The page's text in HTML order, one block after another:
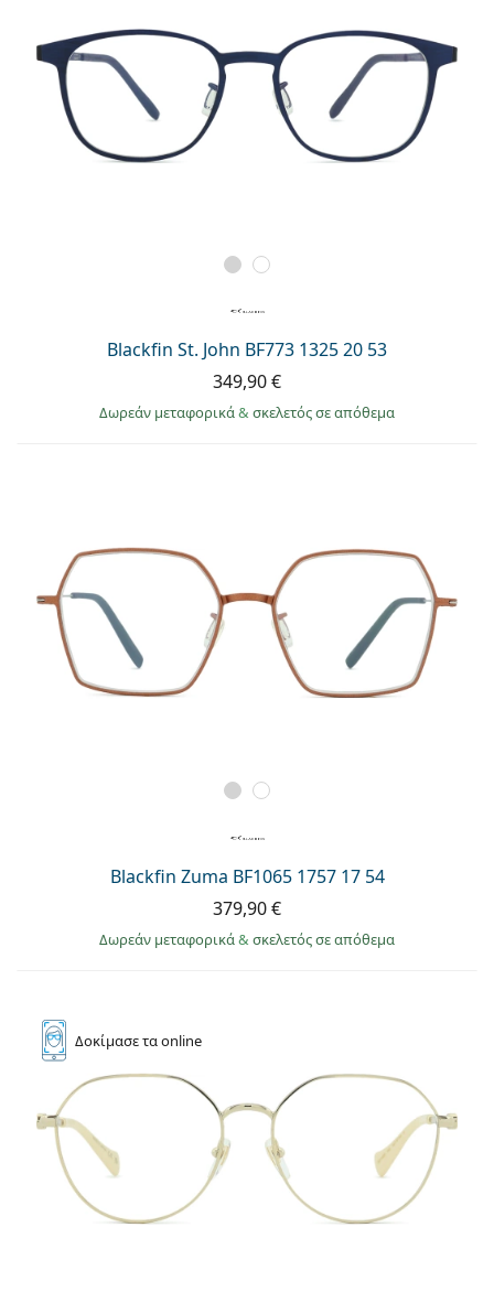
Blackfin St. John BF773 1325 20 53
349,90 €
Δωρεάν μεταφορικά& σκελετός σε απόθεμα
Blackfin Zuma BF1065 1757 17 54
379,90 €
Δωρεάν μεταφορικά & σκελετός σε απόθεμα
Δοκίμασετα online